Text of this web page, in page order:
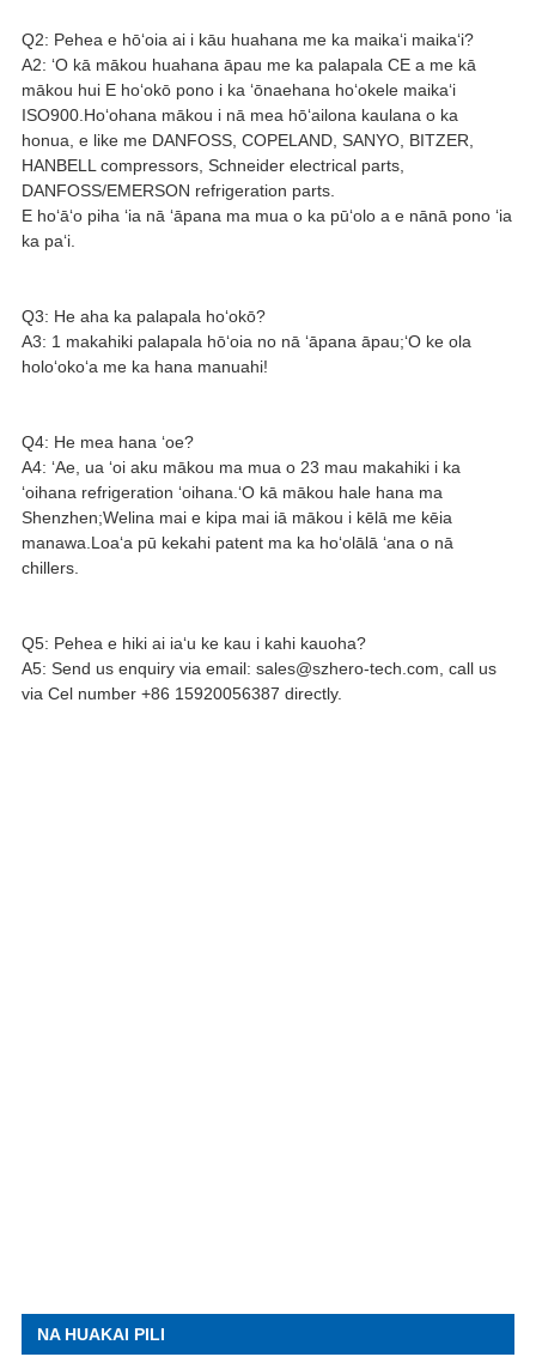
Q2: Pehea e hōʻoia ai i kāu huahana me ka maikaʻi maikaʻi?
A2: ʻO kā mākou huahana āpau me ka palapala CE a me kā
mākou hui E hoʻokō pono i ka ʻōnaehana hoʻokele maikaʻi
ISO900.Hoʻohana mākou i nā mea hōʻailona kaulana o ka
honua, e like me DANFOSS, COPELAND, SANYO, BITZER,
HANBELL compressors, Schneider electrical parts,
DANFOSS/EMERSON refrigeration parts.
E hoʻāʻo piha ʻia nā ʻāpana ma mua o ka pūʻolo a e nānā pono ʻia
ka paʻi.
Q3: He aha ka palapala hoʻokō?
A3: 1 makahiki palapala hōʻoia no nā ʻāpana āpau;ʻO ke ola
holoʻokoʻa me ka hana manuahi!
Q4: He mea hana ʻoe?
A4: ʻAe, ua ʻoi aku mākou ma mua o 23 mau makahiki i ka
ʻoihana refrigeration ʻoihana.ʻO kā mākou hale hana ma
Shenzhen;Welina mai e kipa mai iā mākou i kēlā me kēia
manawa.Loaʻa pū kekahi patent ma ka hoʻolālā ʻana o nā
chillers.
Q5: Pehea e hiki ai iaʻu ke kau i kahi kauoha?
A5: Send us enquiry via email: sales@szhero-tech.com, call us
via Cel number +86 15920056387 directly.
NA HUAKAI PILI